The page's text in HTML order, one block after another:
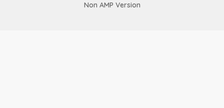
Non AMP Version